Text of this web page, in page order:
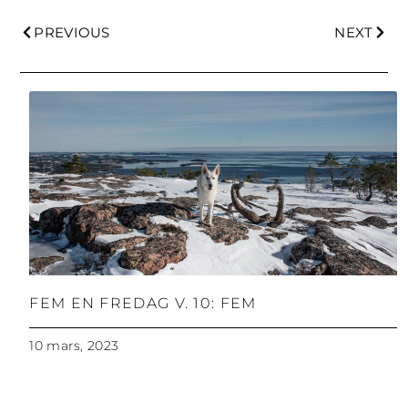
PREVIOUS NEXT
FEM EN FREDAG V. 10: FEM
10 mars, 2023